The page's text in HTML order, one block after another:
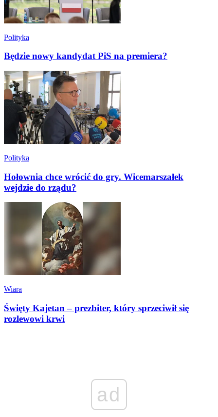
Polityka
Będzie nowy kandydat PiS na premiera?
Polityka
Hołownia chce wrócić do gry. Wicemarszałek
wejdzie do rządu?
Wiara
Święty Kajetan – prezbiter, który sprzeciwił się
rozlewowi krwi
ad